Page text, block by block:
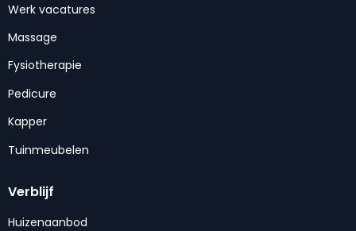
Werk vacatures
Massage
Fysiotherapie
Pedicure
Kapper
Tuinmeubelen
Verblijf
Huizenaanbod